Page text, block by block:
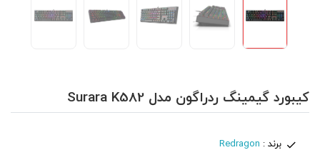
کیبورد گیمینگ ردراگون مدل Surara K582
برند : Redragon